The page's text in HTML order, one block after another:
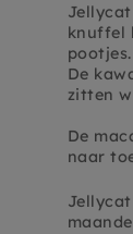
knuffel
pootjes.
De
zitten
De
naar